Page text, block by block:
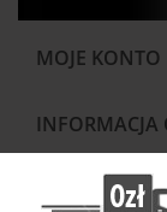
MOJE KONTO
INFORMACJA